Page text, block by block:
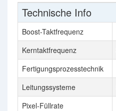
Technische Info
Boost-Taktfrequenz
Kerntaktfrequenz
Fertigungsprozesstechnik
Leitungssysteme
Pixel-Füllrate